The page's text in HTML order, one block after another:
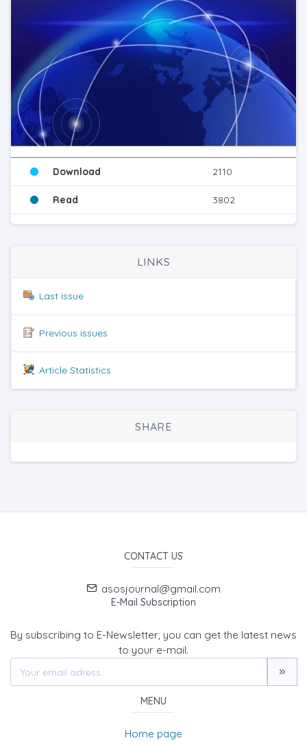
Download 2110
Read 3802
LINKS
Last issue
Previous issues
Article Statistics
SHARE
CONTACT US
asosjournal@gmail.com
E-Mail Subscription
By subscribing to E-Newsletter, you can get the latest news
to your e-mail.
MENU
Home page